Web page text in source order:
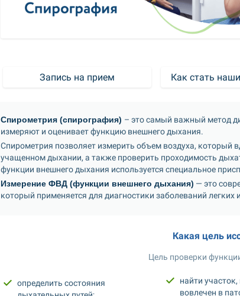
Запись на прием Как стать
Спирометрия (спирография) – это самый важный метод
измеряют и оценивает функцию внешнего дыхания.
Спирометрия позволяет измерить объем воздуха, который
учащенном дыхании, а также проверить проходимость
функции внешнего дыхания используется специальное
Измерение ФВД (функции внешнего дыхания) — это
который применяется для диагностики заболеваний легких
Какая цель
Цель проверки
определить состояния
найти
вовлечен в